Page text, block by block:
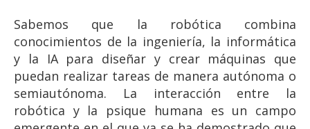
Sabemos que la robótica combina
conocimientos de la ingeniería, la informática
y la IA para diseñar y crear máquinas que
puedan realizar tareas de manera autónoma o
semiautónoma. La interacción entre la
robótica y la psique humana es un campo